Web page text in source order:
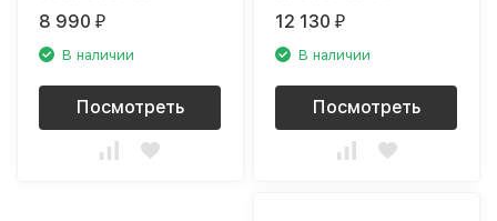
8 990₽
В наличии
Посмотреть
12 130₽
В наличии
Посмотреть